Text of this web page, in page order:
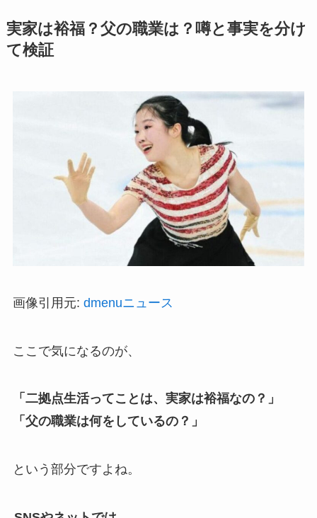
実家は裕福？父の職業は？噂と事実を分け
て検証
画像引用元: dmenuニュース
ここで気になるのが、
「二拠点生活ってことは、実家は裕福なの？」
「父の職業は何をしているの？」
という部分ですよね。